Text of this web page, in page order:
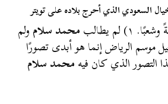
السعودي الذي أحرج بلاده على تويتر
لم يطالب محمد سلامولم
موسم الرياض إنما هو أبدى تصورًا
التصور الذي كان فيهمحمد سلام